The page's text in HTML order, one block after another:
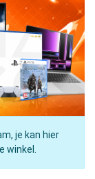
je kan hier